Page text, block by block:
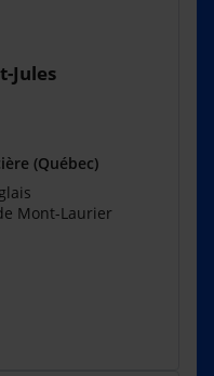
Jules
(Québec)
Mont-Laurier